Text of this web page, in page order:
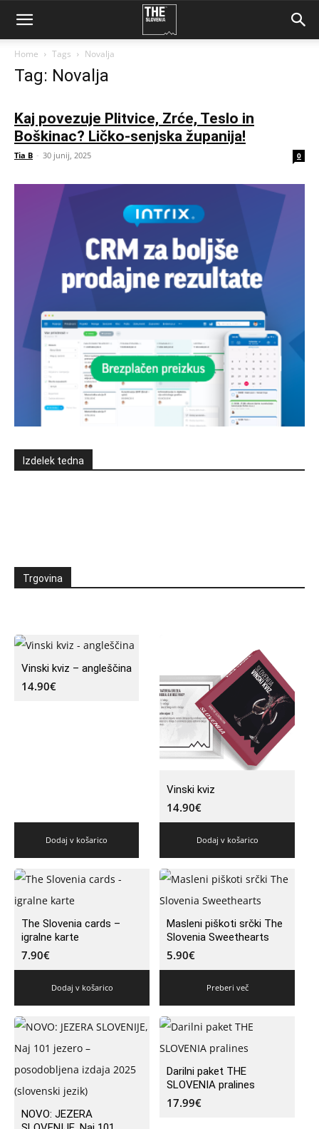
Home Tags Novalja
Tag: Novalja
Kaj povezuje Plitvice, Zrće, Teslo in
Boškinac? Ličko-senjska županija!
Tia B - 30 junij, 2025 0
Izdelek tedna
Trgovina
Vinski kviz – angleščina
14.90€
Dodaj v košarico
Vinski kviz
14.90€
Dodaj v košarico
The Slovenia cards –
igralne karte
7.90€
Dodaj v košarico
Masleni piškoti srčki The
Slovenia Sweethearts
5.90€
Preberi več
NOVO: JEZERA
Darilni paket THE
SLOVENIA pralines
17.99€